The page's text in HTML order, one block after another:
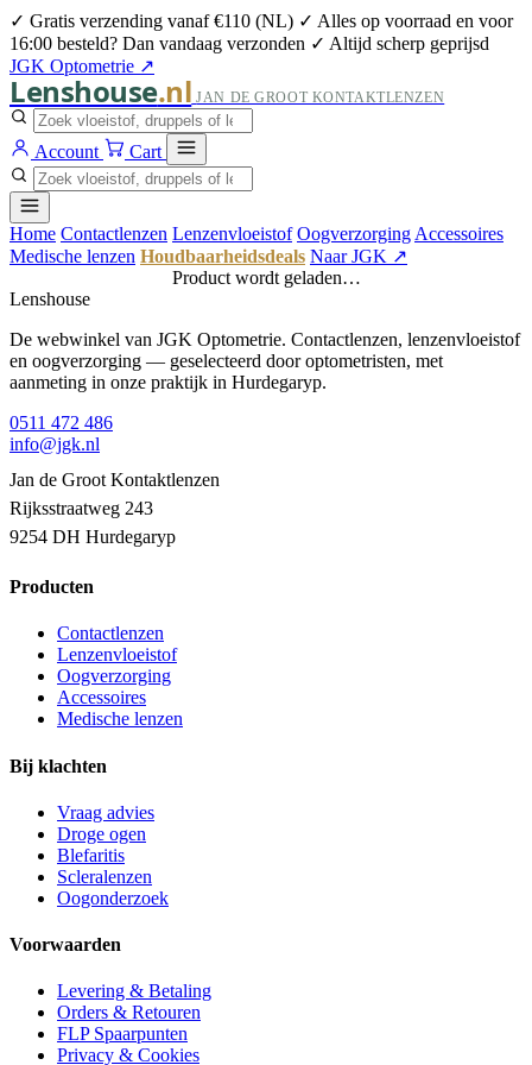
✓ Gratis verzending vanaf €110 (NL) ✓ Alles op voorraad en voor
16:00 besteld? Dan vandaag verzonden ✓ Altijd scherp geprijsd
JGK Optometrie ↗
Lenshouse.nl JAN DE GROOT KONTAKTLENZEN
Account Cart
Home Contactlenzen Lenzenvloeistof Oogverzorging Accessoires
Medische lenzen Houdbaarheidsdeals Naar JGK ↗
Product wordt geladen…
Lenshouse
De webwinkel van JGK Optometrie. Contactlenzen, lenzenvloeistof
en oogverzorging — geselecteerd door optometristen, met
aanmeting in onze praktijk in Hurdegaryp.
0511 472 486
info@jgk.nl
Jan de Groot Kontaktlenzen
Rijksstraatweg 243
9254 DH Hurdegaryp
Producten
Contactlenzen
Lenzenvloeistof
Oogverzorging
Accessoires
Medische lenzen
Bij klachten
Vraag advies
Droge ogen
Blefaritis
Scleralenzen
Oogonderzoek
Voorwaarden
Levering & Betaling
Orders & Retouren
FLP Spaarpunten
Privacy & Cookies